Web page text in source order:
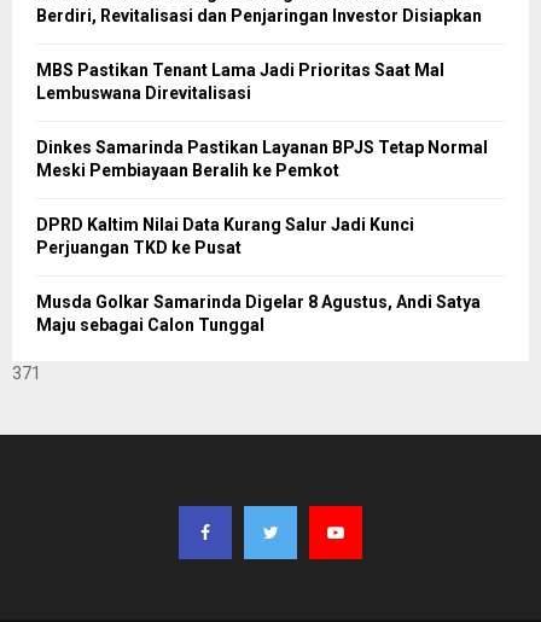
Berdiri, Revitalisasi dan Penjaringan Investor Disiapkan
MBS Pastikan Tenant Lama Jadi Prioritas Saat Mal
Lembuswana Direvitalisasi
Dinkes Samarinda Pastikan Layanan BPJS Tetap Normal
Meski Pembiayaan Beralih ke Pemkot
DPRD Kaltim Nilai Data Kurang Salur Jadi Kunci
Perjuangan TKD ke Pusat
Musda Golkar Samarinda Digelar 8 Agustus, Andi Satya
Maju sebagai Calon Tunggal
371